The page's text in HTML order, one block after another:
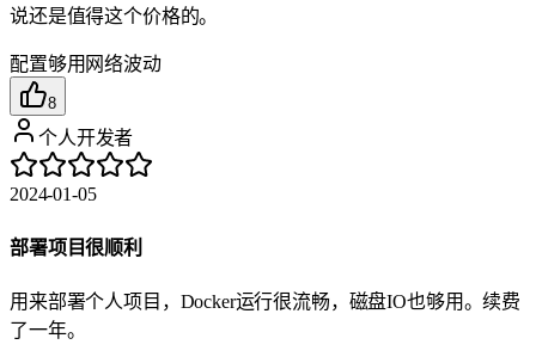
说还是值得这个价格的。
配置够用 网络波动
8
个人开发者
2024-01-05
部署项目很顺利
用来部署个人项目，Docker运行很流畅，磁盘IO也够用。续费
了一年。